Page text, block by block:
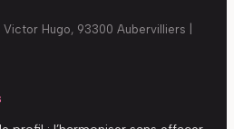
Victor Hugo, 93300 Aubervilliers